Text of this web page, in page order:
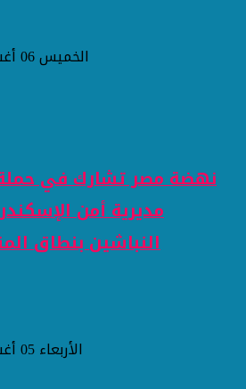
الخميس 06 أغسطس 2026 02:42 مساءً
نهضة مصر تشارك في
مديرية أمن
النباشين بنطاق
الأربعاء 05 أغسطس 2026 09:32 مساءً